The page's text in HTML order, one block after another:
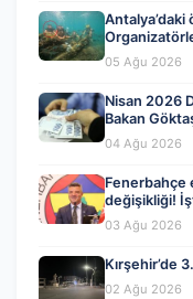
Antalya’daki
05 Ağu 2026
Nisan 2026
Bakan
04 Ağu 2026
Fenerbahçe
değişikliği!
03 Ağu 2026
Kırşehir’de
02 Ağu 2026